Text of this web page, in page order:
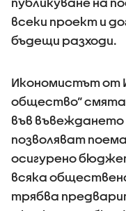
всеки проект и
бъдещи разходи.
Икономистът от
общество“
във въвеждането
позволяват
осигурено
всяка
трябва